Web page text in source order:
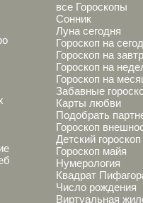
все Гороскопы
Сонник
Луна сегодня
Гороскоп на
Гороскоп на
Гороскоп на
Гороскоп на
Забавные
Карты любви
Подобрать
Гороскоп
Детский гороскоп
Гороскоп майя
Нумерология
Квадрат
Число рождения
Виртуальная